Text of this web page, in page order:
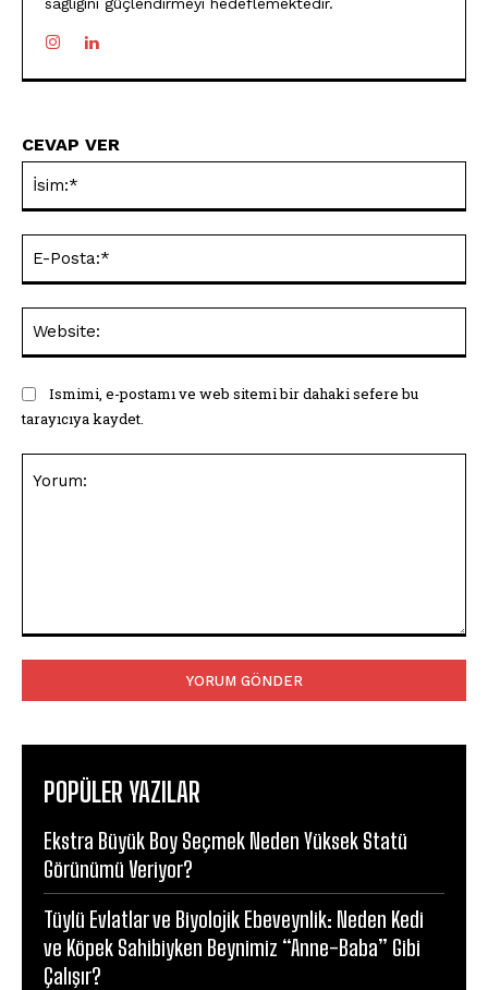
sağlığını güçlendirmeyi hedeflemektedir.
CEVAP VER
Ismimi, e-postamı ve web sitemi bir dahaki sefere bu
tarayıcıya kaydet.
POPÜLER YAZILAR
Ekstra Büyük Boy Seçmek Neden Yüksek Statü
Görünümü Veriyor?
Tüylü Evlatlar ve Biyolojik Ebeveynlik: Neden Kedi
ve Köpek Sahibiyken Beynimiz “Anne-Baba” Gibi
Çalışır?